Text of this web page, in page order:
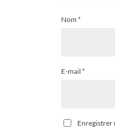
Nom *
E-mail *
Enregistrer